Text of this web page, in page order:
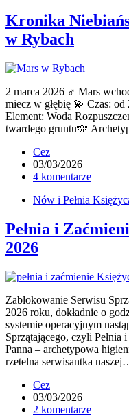
Kronika
w Rybach
2 marca 2026 ♂ Mars
miecz w głębię 💫 Czas:
Element: Woda
twardego gruntu🩵
Cez
03/03/2026
4 komentarze
Nów i Pełnia
Pełnia i
2026
Zablokowanie Serwisu
2026 roku, dokładnie o
systemie operacyjnym
Sprzątającego, czyli
Panna – archetypowa
rzetelna serwisantka
Cez
03/03/2026
2 komentarze